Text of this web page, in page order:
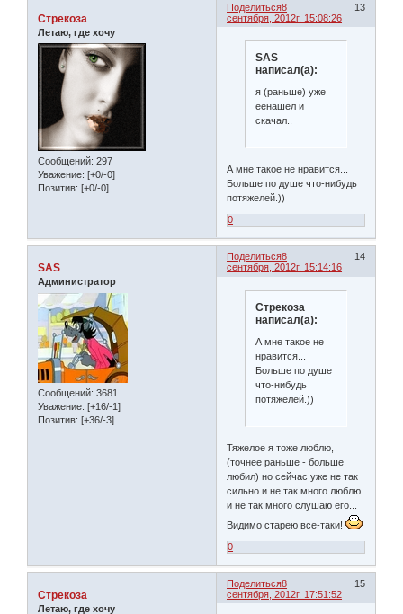
Поделиться 13
8
сентября, 2012г. 15:08:26
Стрекоза
Летаю, где хочу
Сообщений: 297
Уважение: [+0/-0]
Позитив: [+0/-0]
SAS
написал(а):
я (раньше) уже
еенашел и
скачал..
А мне такое не нравится...
Больше по душе что-нибудь
потяжелей.))
0
Поделиться 14
8
сентября, 2012г. 15:14:16
SAS
Администратор
Сообщений: 3681
Уважение: [+16/-1]
Позитив: [+36/-3]
Стрекоза
написал(а):
А мне такое не
нравится...
Больше по душе
что-нибудь
потяжелей.))
Тяжелое я тоже люблю,
(точнее раньше - больше
любил) но сейчас уже не так
сильно и не так много люблю
и не так много слушаю его...
Видимо старею все-таки!
0
Поделиться 15
8
сентября, 2012г. 17:51:52
Стрекоза
Летаю, где хочу